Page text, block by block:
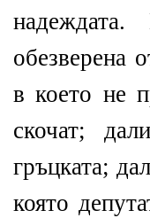
обезверена
в което не
скочат;
гръцката;
която